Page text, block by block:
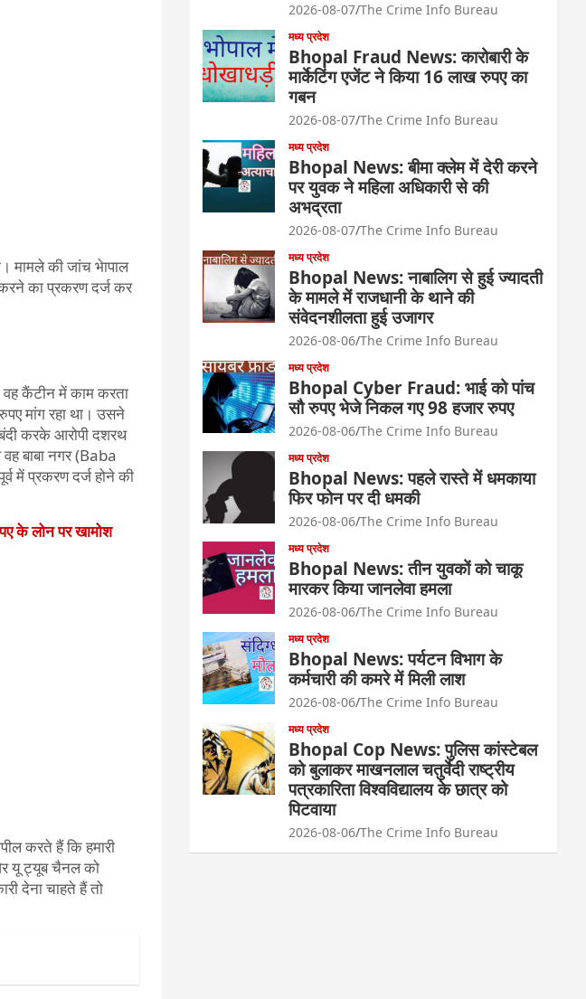
मामले की जांच भेापाल
का प्रकरण दर्ज कर
कैंटीन में काम करता
मांग रहा था। उसने
करके आरोपी दशरथ
बाबा नगर (Baba
में प्रकरण दर्ज होने की
के लोन पर खामोश
करते हैं कि हमारी
ट्यूब चैनल को
देना चाहते हैं तो
2026-08-07 The Crime Info Bureau
मध्य प्रदेश
Bhopal Fraud News: कारोबारी के
मार्केटिंग एजेंट ने किया 16 लाख रुपए का
गबन
2026-08-07 The Crime Info Bureau
मध्य प्रदेश
Bhopal News: बीमा क्लेम में देरी करने
पर युवक ने महिला अधिकारी से की
अभद्रता
2026-08-07 The Crime Info Bureau
मध्य प्रदेश
Bhopal News: नाबालिग से हुई ज्यादती
के मामले में राजधानी के थाने की
संवेदनशीलता हुई उजागर
2026-08-06 The Crime Info Bureau
मध्य प्रदेश
Bhopal Cyber Fraud: भाई को पांच
सौ रुपए भेजे निकल गए 98 हजार रुपए
2026-08-06 The Crime Info Bureau
मध्य प्रदेश
Bhopal News: पहले रास्ते में धमकाया
फिर फोन पर दी धमकी
2026-08-06 The Crime Info Bureau
मध्य प्रदेश
Bhopal News: तीन युवकों को चाकू
मारकर किया जानलेवा हमला
2026-08-06 The Crime Info Bureau
मध्य प्रदेश
Bhopal News: पर्यटन विभाग के
कर्मचारी की कमरे में मिली लाश
2026-08-06 The Crime Info Bureau
मध्य प्रदेश
Bhopal Cop News: पुलिस कांस्टेबल
को बुलाकर माखनलाल चतुर्वेदी राष्ट्रीय
पत्रकारिता विश्वविद्यालय के छात्र को
पिटवाया
2026-08-06 The Crime Info Bureau